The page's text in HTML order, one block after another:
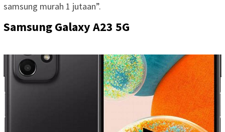
samsung murah 1 jutaan”.
Samsung Galaxy A23 5G